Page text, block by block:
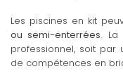
Les piscines en kit
ou semi-enterrées.
professionnel, soit par
de compétences en